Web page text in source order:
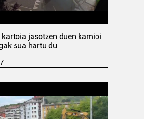
kartoia jasotzen duen kamioi
sua hartu du